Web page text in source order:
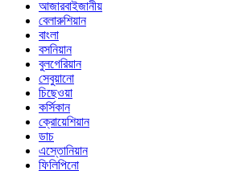
আজারবাইজানীয়
বেলারুশিয়ান
বাংলা
বসনিয়ান
বুলগেরিয়ান
সেবুয়ানো
চিছেওয়া
কর্সিকান
ক্রোয়েশিয়ান
ডাচ
এস্তোনিয়ান
ফিলিপিনো